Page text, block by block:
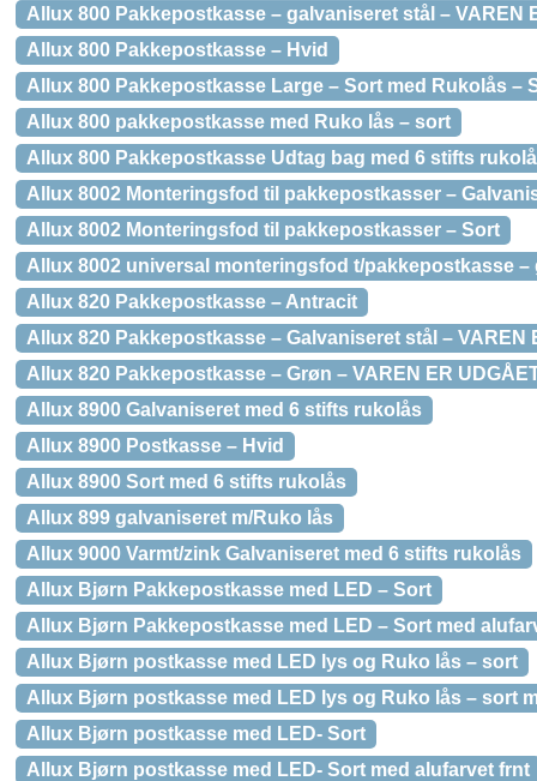
Allux 800 Pakkepostkasse – galvaniseret stål – VAREN
Allux 800 Pakkepostkasse – Hvid
Allux 800 Pakkepostkasse Large – Sort med Rukolås –
Allux 800 pakkepostkasse med Ruko lås – sort
Allux 800 Pakkepostkasse Udtag bag med 6 stifts
Allux 8002 Monteringsfod til pakkepostkasser –
Allux 8002 Monteringsfod til pakkepostkasser – Sort
Allux 8002 universal monteringsfod t/pakkepostkasse –
Allux 820 Pakkepostkasse – Antracit
Allux 820 Pakkepostkasse – Galvaniseret stål – VAREN
Allux 820 Pakkepostkasse – Grøn – VAREN ER
Allux 8900 Galvaniseret med 6 stifts rukolås
Allux 8900 Postkasse – Hvid
Allux 8900 Sort med 6 stifts rukolås
Allux 899 galvaniseret m/Ruko lås
Allux 9000 Varmt/zink Galvaniseret med 6 stifts rukolås
Allux Bjørn Pakkepostkasse med LED – Sort
Allux Bjørn Pakkepostkasse med LED – Sort med
Allux Bjørn postkasse med LED lys og Ruko lås – sort
Allux Bjørn postkasse med LED lys og Ruko lås – sort
Allux Bjørn postkasse med LED- Sort
Allux Bjørn postkasse med LED- Sort med alufarvet frnt